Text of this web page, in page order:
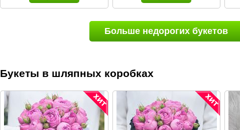
Больше недорогих букетов
Букеты в шляпных коробках